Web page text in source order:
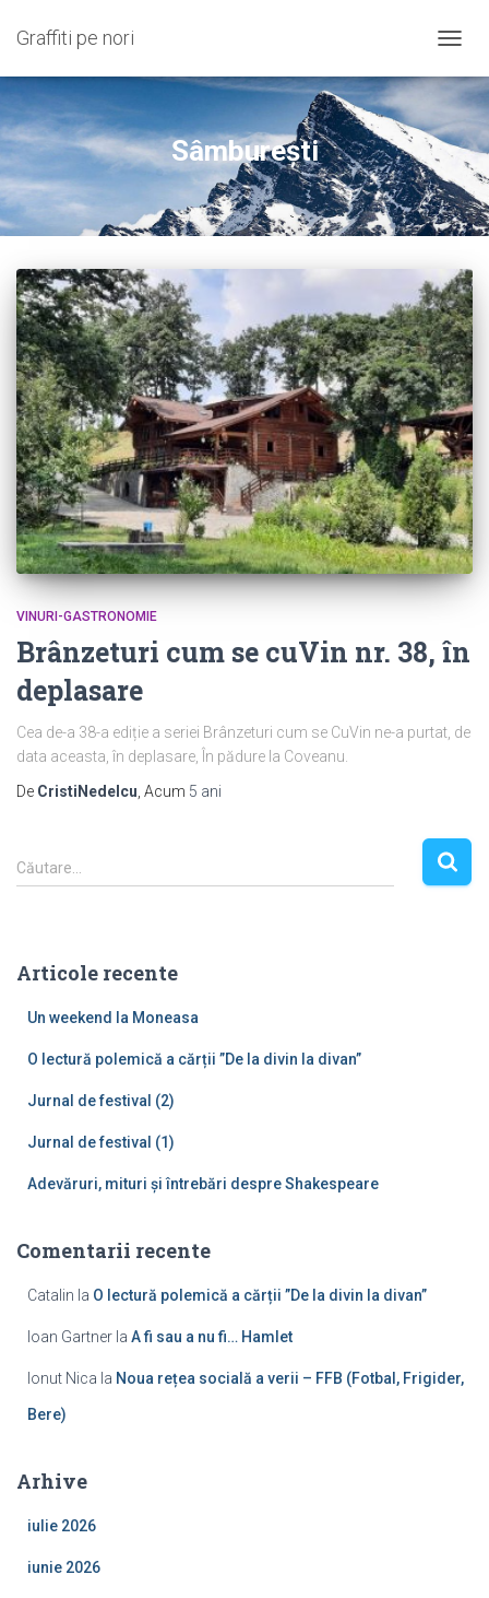
Graffiti pe nori
Sâmburești
VINURI-GASTRONOMIE
Brânzeturi cum se cuVin nr. 38, în
deplasare
Cea de-a 38-a ediție a seriei Brânzeturi cum se CuVin ne-a purtat, de
data aceasta, în deplasare, În pădure la Coveanu.
De CristiNedelcu , Acum 5 ani
C
a
d
Căutare…
Articole recente
Un weekend la Moneasa
O lectură polemică a cărții ”De la divin la divan”
Jurnal de festival (2)
Jurnal de festival (1)
Adevăruri, mituri și întrebări despre Shakespeare
Comentarii recente
Catalin la O lectură polemică a cărții ”De la divin la divan”
Ioan Gartner la A fi sau a nu fi… Hamlet
Ionut Nica la Noua rețea socială a verii – FFB (Fotbal, Frigider,
Bere)
Arhive
iulie 2026
iunie 2026